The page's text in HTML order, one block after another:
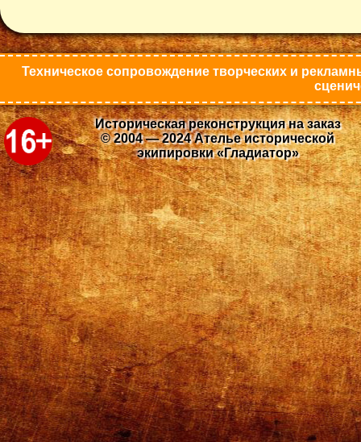
Техническое сопровождение творческих и
Историческая реконструкция на заказ
© 2004 — 2024 Ателье исторической
экипировки «Гладиатор»